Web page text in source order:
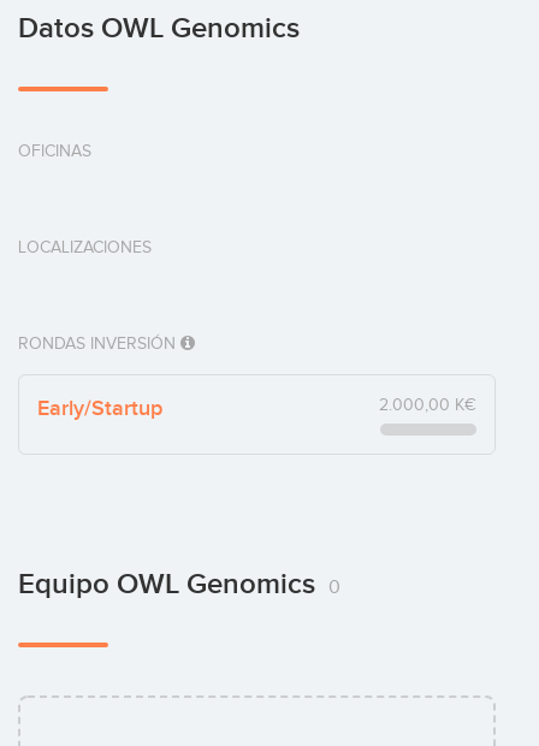
Datos OWL Genomics
OFICINAS
LOCALIZACIONES
RONDAS INVERSIÓN
Early/Startup 2.000,00 K€
Equipo OWL Genomics 0